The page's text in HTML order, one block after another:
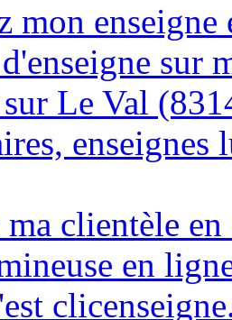
mon
sur
Le Val
enseignes
clientèle
en